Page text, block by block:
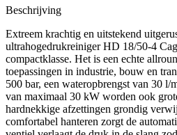
Beschrijving
Extreem krachtig en uitstekend
ultrahogedrukreiniger HD 18/50-4
compactklasse. Het is een echte
toepassingen in industrie, bouw en
500 bar, een wateropbrengst van 30 l/
van maximaal 30 kW worden ook
hardnekkige afzettingen grondig
comfortabel hanteren zorgt de